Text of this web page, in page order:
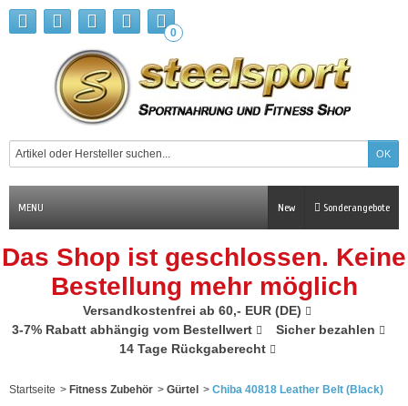
0
MENU Sonderangebote
New
Das Shop ist geschlossen. Keine
Bestellung mehr möglich
Versandkostenfrei ab 60,- EUR (DE)
3-7% Rabatt abhängig vom Bestellwert
Sicher bezahlen
14 Tage Rückgaberecht
Startseite > Fitness Zubehör > Gürtel > Chiba 40818 Leather Belt (Black)